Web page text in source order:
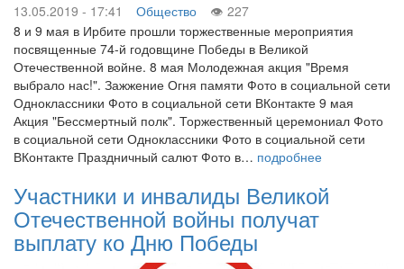
13.05.2019 - 17:41 Общество
227
8 и 9 мая в Ирбите прошли торжественные мероприятия
посвященные 74-й годовщине Победы в Великой
Отечественной войне. 8 мая Молодежная акция "Время
выбрало нас!". Зажжение Огня памяти Фото в социальной сети
Одноклассники Фото в социальной сети ВКонтакте 9 мая
Акция "Бессмертный полк". Торжественный церемониал Фото
в социальной сети Одноклассники Фото в социальной сети
ВКонтакте Праздничный салют Фото в… подробнее
Участники и инвалиды Великой
Отечественной войны получат
выплату ко Дню Победы